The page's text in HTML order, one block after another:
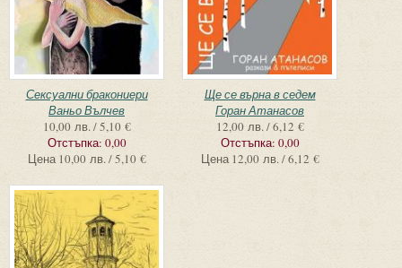
Сексуални бракониери
Ваньо Вълчев
10,00 лв. / 5,10 €
Отстъпка: 0,00
Цена 10,00 лв. / 5,10 €
Ще се върна в седем
Горан Атанасов
12,00 лв. / 6,12 €
Отстъпка: 0,00
Цена 12,00 лв. / 6,12 €